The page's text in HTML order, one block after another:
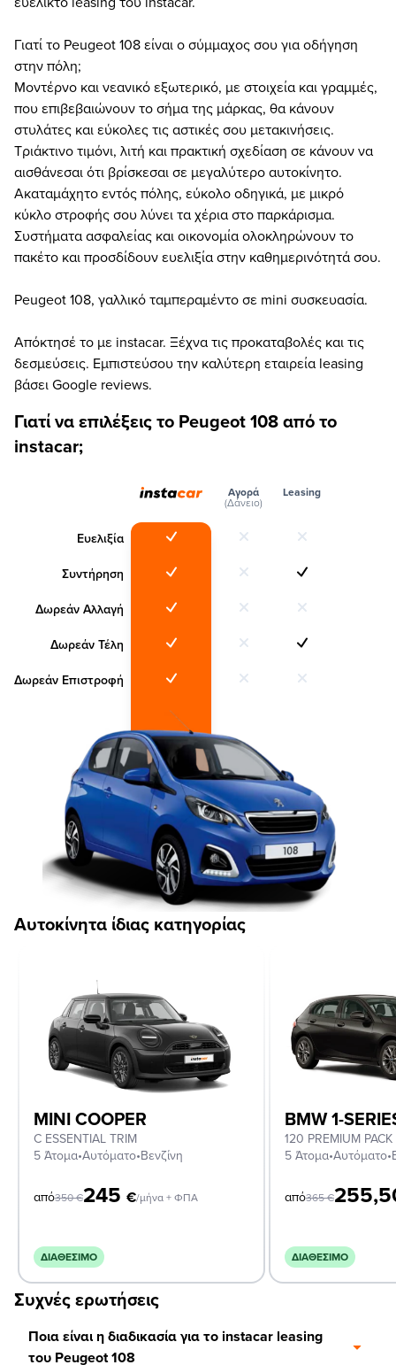
Γιατί το Peugeot 108 είναι ο σύμμαχος σου για οδήγηση
στην πόλη;
Μοντέρνο και νεανικό εξωτερικό, με στοιχεία και γραμμές,
που επιβεβαιώνουν το σήμα της μάρκας, θα κάνουν
στυλάτες και εύκολες τις αστικές σου μετακινήσεις.
Τριάκτινο τιμόνι, λιτή και πρακτική σχεδίαση σε κάνουν να
αισθάνεσαι ότι βρίσκεσαι σε μεγαλύτερο αυτοκίνητο.
Ακαταμάχητο εντός πόλης, εύκολο οδηγικά, με μικρό
κύκλο στροφής σου λύνει τα χέρια στο παρκάρισμα.
Συστήματα ασφαλείας και οικονομία ολοκληρώνουν το
πακέτο και προσδίδουν ευελιξία στην καθημερινότητά σου.
Peugeot 108, γαλλικό ταμπεραμέντο σε mini συσκευασία.
Απόκτησέ το με instacar. Ξέχνα τις προκαταβολές και τις
δεσμεύσεις. Εμπιστεύσου την καλύτερη εταιρεία leasing
βάσει Google reviews.
Γιατί να επιλέξεις το Peugeot 108 από το
instacar;
Ευελιξία
Συντήρηση
Δωρεάν Αλλαγή
Δωρεάν Τέλη
Δωρεάν Επιστροφή
Αγορά
(Δάνειο)
Leasing
Αυτοκίνητα ίδιας κατηγορίας
MINI COOPER
C ESSENTIAL TRIM
5 Άτομα•Αυτόματο•Βενζίνη
από350€245 €/μήνα + ΦΠΑ
ΔΙΑΘΈΣΙΜΟ
BMW 1-
120 PREMIUM PACK
5 Άτομα•Αυτόματο•
από365€
ΔΙΑΘΈΣΙΜΟ
Συχνές ερωτήσεις
Ποια είναι η διαδικασία για το instacar leasing
του Peugeot 108